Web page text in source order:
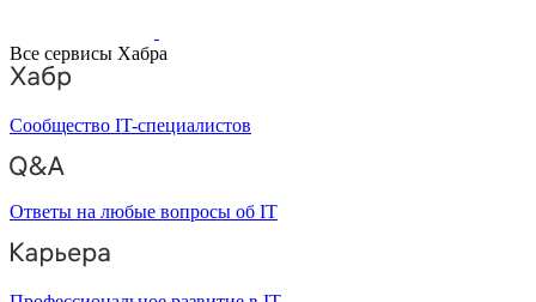
Все сервисы Хабра
Сообщество IT-специалистов
Ответы на любые вопросы об IT